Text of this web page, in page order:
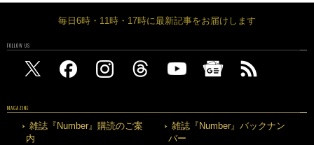
毎日6時・11時・17時に最新記事をお届けします
FOLLOW US
MAGAZINE
雑誌『Number』購読のご案
内
雑誌『Number』バックナン
バー